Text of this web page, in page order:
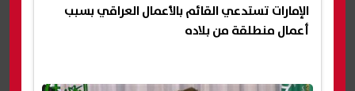
الإمارات تستدعي القائم بالأعمال العراقي بسبب
أعمال منطلقة من بلاده